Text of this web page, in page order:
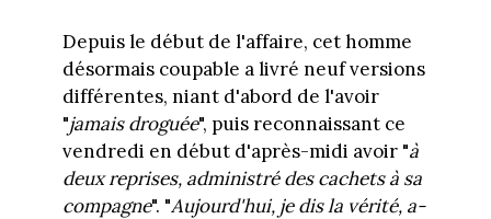
Depuis le début de l'affaire, cet homme
désormais coupable a livré neuf versions
différentes, niant d'abord de l'avoir
"jamais droguée", puis reconnaissant ce
vendredi en début d'après-midi avoir "à
deux reprises, administré des cachets à sa
compagne". "Aujourd'hui, je dis la vérité, a-